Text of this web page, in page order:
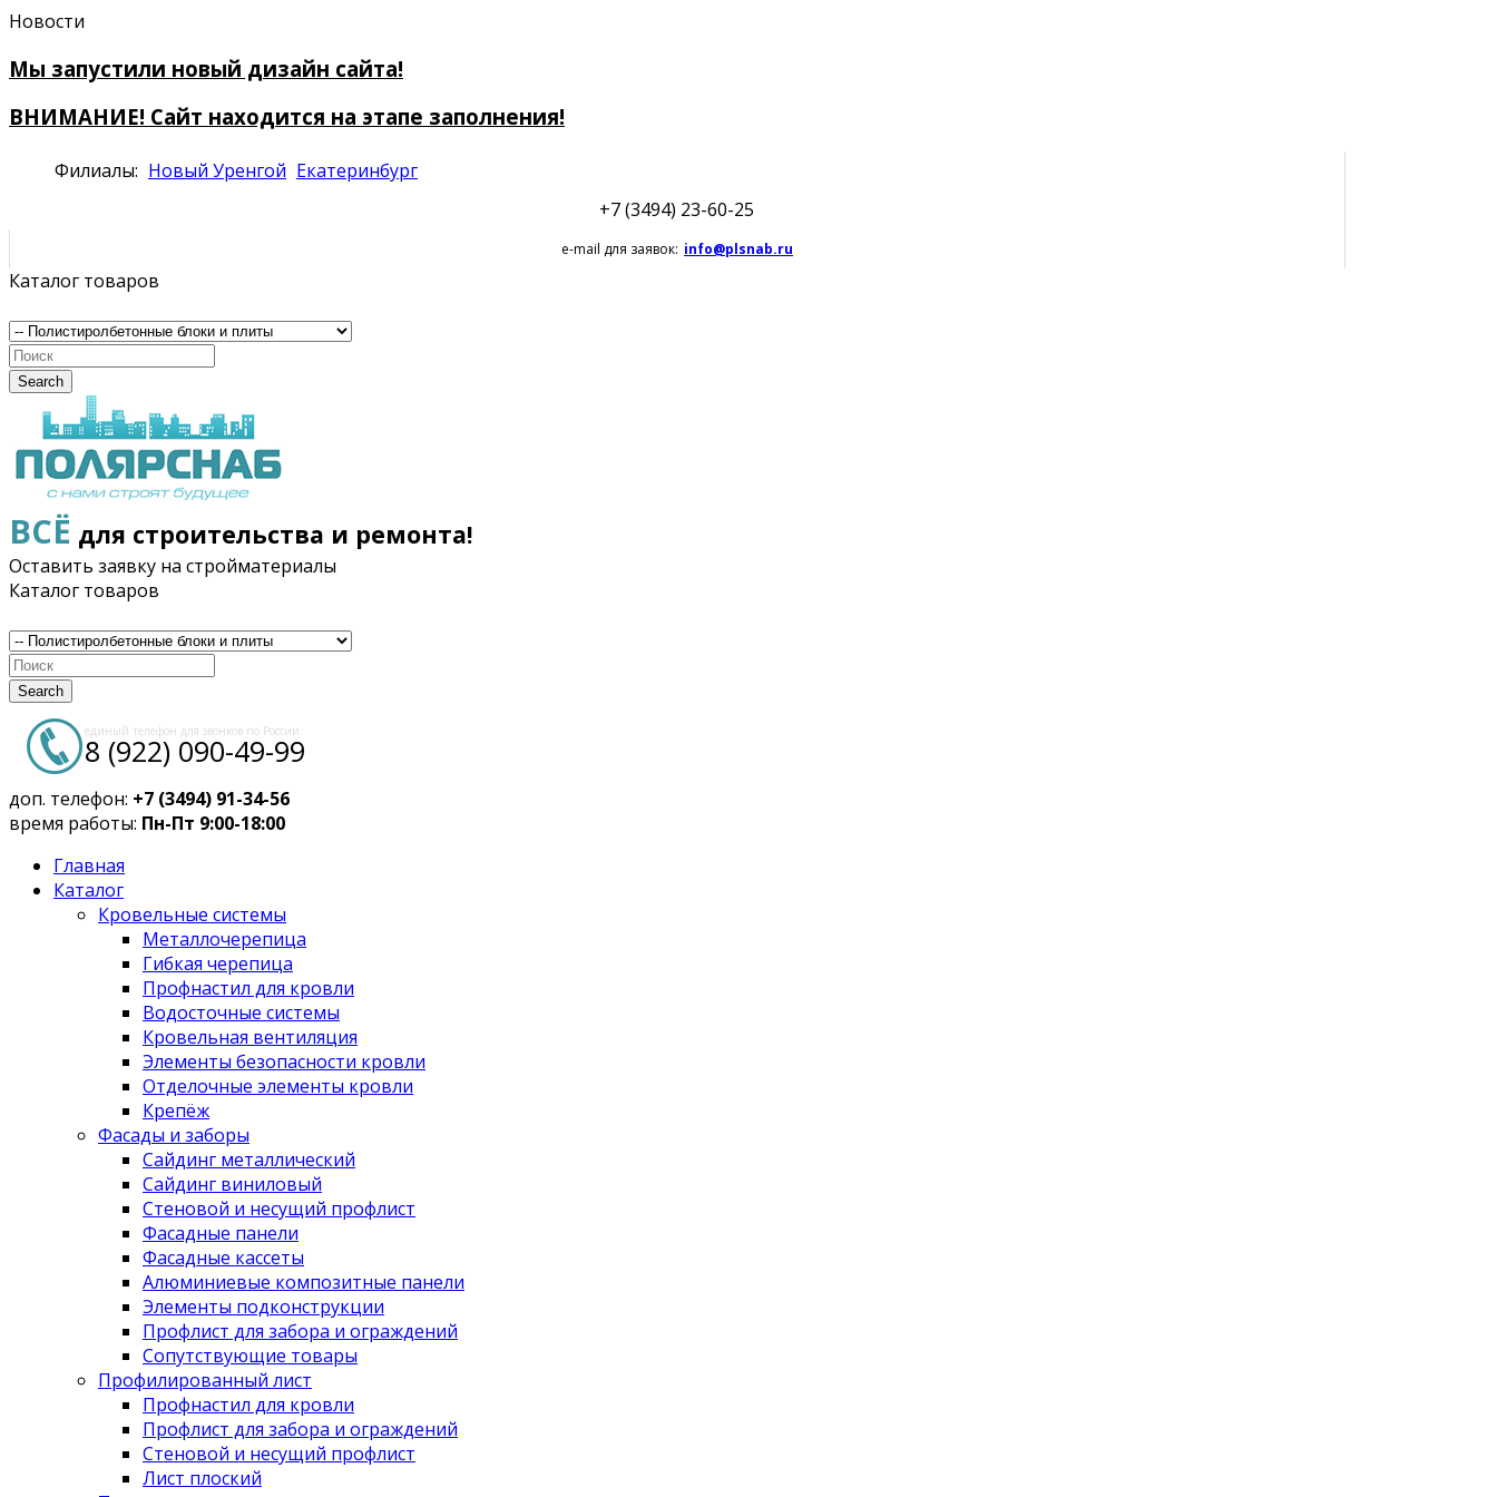
Новости
Мы запустили новый дизайн сайта!
ВНИМАНИЕ! Сайт находится на этапе заполнения!
Филиалы: Новый Уренгой Екатеринбург
+7 (3494) 23-60-25
e-mail для заявок: info@plsnab.ru
Каталог товаров
Search
ВСЁ для строительства и ремонта!
Оставить заявку на стройматериалы
Каталог товаров
Search
единый телефон для звонков по России:
8 (922) 090-49-99
доп. телефон: +7 (3494) 91-34-56
время работы: Пн-Пт 9:00-18:00
Главная
Каталог
Кровельные системы
Металлочерепица
Гибкая черепица
Профнастил для кровли
Водосточные системы
Кровельная вентиляция
Элементы безопасности кровли
Отделочные элементы кровли
Крепёж
Фасады и заборы
Сайдинг металлический
Сайдинг виниловый
Стеновой и несущий профлист
Фасадные панели
Фасадные кассеты
Алюминиевые композитные панели
Элементы подконструкции
Профлист для забора и ограждений
Сопутствующие товары
Профилированный лист
Профнастил для кровли
Профлист для забора и ограждений
Стеновой и несущий профлист
Лист плоский